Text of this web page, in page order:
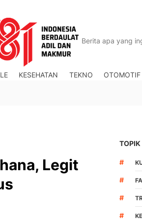
KESEHATAN TEKNO OTOMOTIF
Legit
TOPIK
#
#
#
#